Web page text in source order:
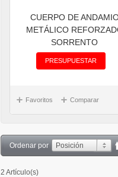
CUERPO DE
METÁLICO
SORRENTO
PRESUPUESTAR
Favoritos Comparar
Ordenar por Posición
2 Artículo(s)